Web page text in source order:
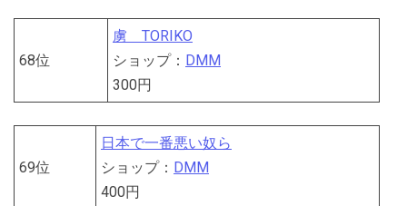
68位
虜 TORIKO
ショップ： DMM
300円
69位
日本で一番悪い奴ら
ショップ： DMM
400円